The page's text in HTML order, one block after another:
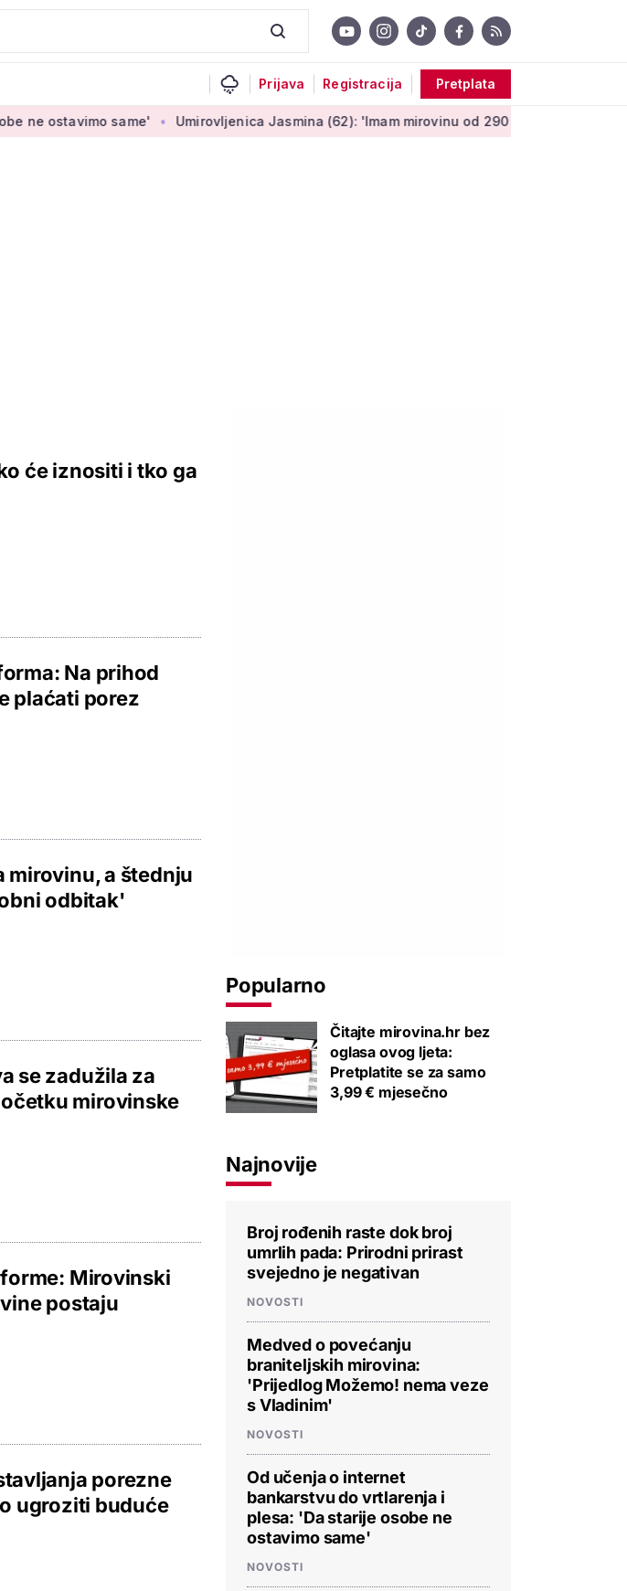
Prijava Registracija Pretplata
same' Umirovljenica Jasmina (62): 'Imam mirovinu od 290 eura, a dobijem i socijalnu
će iznositi i tko ga
Na prihod
plaćati porez
mirovinu, a štednju
odbitak'
se zadužila za
mirovinske
Mirovinski
postaju
porezne
ugroziti buduće
Popularno
Čitajte mirovina.hr bez
oglasa ovog ljeta:
Pretplatite se za samo
3,99 € mjesečno
Najnovije
Broj rođenih raste dok broj
umrlih pada: Prirodni prirast
svejedno je negativan
NOVOSTI
Medved o povećanju
braniteljskih mirovina:
'Prijedlog Možemo! nema veze
s Vladinim'
NOVOSTI
Od učenja o internet
bankarstvu do vrtlarenja i
plesa: 'Da starije osobe ne
ostavimo same'
NOVOSTI